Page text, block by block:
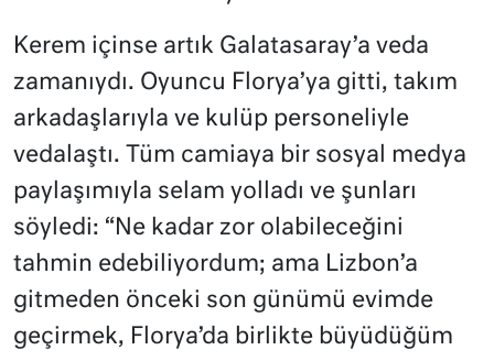
Kerem içinse artık Galatasaray’a veda
zamanıydı. Oyuncu Florya’ya gitti, takım
arkadaşlarıyla ve kulüp personeliyle
vedalaştı. Tüm camiaya bir sosyal medya
paylaşımıyla selam yolladı ve şunları
söyledi: “Ne kadar zor olabileceğini
tahmin edebiliyordum; ama Lizbon’a
gitmeden önceki son günümü evimde
geçirmek, Florya’da birlikte büyüdüğüm